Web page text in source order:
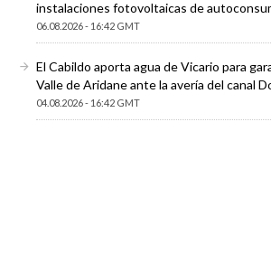
instalaciones fotovoltaicas de
06.08.2026 - 16:42 GMT
El Cabildo aporta agua de Vicario para
Valle de Aridane ante la avería del canal
04.08.2026 - 16:42 GMT